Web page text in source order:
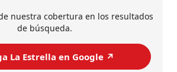
nuestra cobertura en los resultados
de búsqueda.
La Estrella en Google ↗️